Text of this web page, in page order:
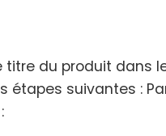
titre du produit
étapes suivantes :